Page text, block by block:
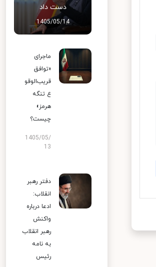
دست داد
1405/05/14
ماجرای
«توافق
قریب‌الوقو
ع تنگه
هرمز»
چیست؟
1405/05/
13
دفتر رهبر
انقلاب:
ادعا درباره
واکنش
رهبر انقلاب
به نامه
رئیس